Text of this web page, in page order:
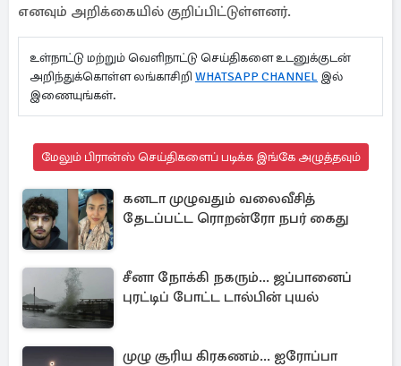
எனவும் அறிக்கையில் குறிப்பிட்டுள்ளனர்.
உள்நாட்டு மற்றும் வெளிநாட்டு செய்திகளை உடனுக்குடன்
அறிந்துக்கொள்ள லங்காசிறி WHATSAPP CHANNEL இல்
இணையுங்கள்.
மேலும் பிரான்ஸ் செய்திகளைப் படிக்க இங்கே அழுத்தவும்
கனடா முழுவதும் வலைவீசித்
தேடப்பட்ட ரொறன்ரோ நபர் கைது
சீனா நோக்கி நகரும்... ஜப்பானைப்
புரட்டிப் போட்ட டால்பின் புயல்
முழு சூரிய கிரகணம்... ஐரோப்பா